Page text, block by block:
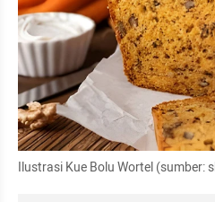
Ilustrasi Kue Bolu Wortel (sumber: